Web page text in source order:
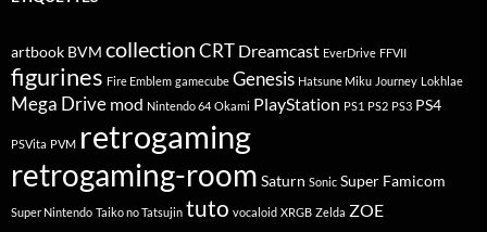
artbook BVM collectionCRT Dreamcast EverDrive FFVII
figurines Fire Emblem gamecube Genesis Hatsune Miku Journey Lokhlae
Mega Drive mod Nintendo 64 Okami PlayStation PS1 PS2 PS3 PS4
PSVita PVM retrogaming
retrogaming-room Saturn Sonic Super Famicom
Super Nintendo Taiko no Tatsujin tuto vocaloid XRGB Zelda ZOE